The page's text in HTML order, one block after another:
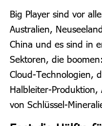
Big Player sind vor
Australien,
China und es sind in
Sektoren, die
Cloud-Technologien,
Halbleiter-
von Schlüssel-